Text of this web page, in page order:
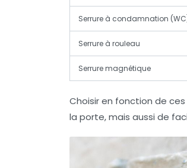
Serrure à condamnation
Serrure à rouleau
Serrure magnétique
Choisir en fonction de
la porte, mais aussi de